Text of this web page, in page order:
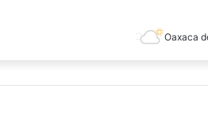
Oaxaca